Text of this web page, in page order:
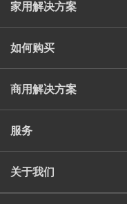
家用解决方案
如何购买
商用解决方案
服务
关于我们